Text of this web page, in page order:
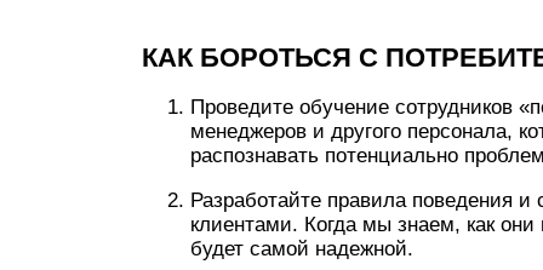
КАК БОРОТЬСЯ С
Проведите обучение сотрудников
менеджеров и другого персонала,
распознавать потенциально
Разработайте правила поведения
клиентами. Когда мы знаем, как
будет самой надежной.